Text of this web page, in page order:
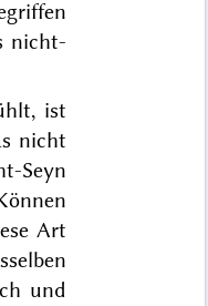
nicht-
ist
nicht
Seyn
Art
und